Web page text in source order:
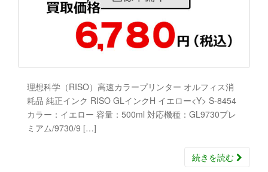
理想科学（RISO）高速カラープリンター オルフィス消
耗品 純正インク RISO GLインクH イエロー<Y> S-8454
カラー：イエロー 容量：500ml 対応機種：GL9730プレ
ミアム/9730/9 […]
続きを読む